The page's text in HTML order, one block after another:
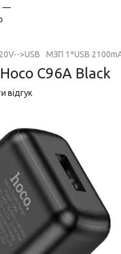
>USB МЗП 1*USB
C96A Black
відгук